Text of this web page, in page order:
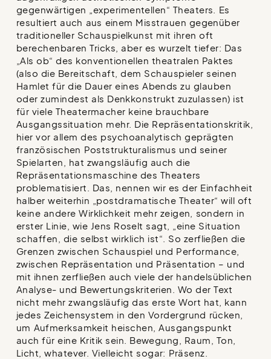
gegenwärtigen „experimentellen“ Theaters. Es
resultiert auch aus einem Misstrauen gegenüber
traditioneller Schauspielkunst mit ihren oft
berechenbaren Tricks, aber es wurzelt tiefer: Das
„Als ob“ des konventionellen theatralen Paktes
(also die Bereitschaft, dem Schauspieler seinen
Hamlet für die Dauer eines Abends zu glauben
oder zumindest als Denkkonstrukt zuzulassen) ist
für viele Theatermacher keine brauchbare
Ausgangssituation mehr. Die Repräsentationskritik,
hier vor allem des psychoanalytisch geprägten
französischen Poststrukturalismus und seiner
Spielarten, hat zwangsläufig auch die
Repräsentationsmaschine des Theaters
problematisiert. Das, nennen wir es der Einfachheit
halber weiterhin „postdramatische Theater“ will oft
keine andere Wirklichkeit mehr zeigen, sondern in
erster Linie, wie Jens Roselt sagt, „eine Situation
schaffen, die selbst wirklich ist“. So zerfließen die
Grenzen zwischen Schauspiel und Performance,
zwischen Repräsentation und Präsentation – und
mit ihnen zerfließen auch viele der handelsüblichen
Analyse- und Bewertungskriterien. Wo der Text
nicht mehr zwangsläufig das erste Wort hat, kann
jedes Zeichensystem in den Vordergrund rücken,
um Aufmerksamkeit heischen, Ausgangspunkt
auch für eine Kritik sein. Bewegung, Raum, Ton,
Licht, whatever. Vielleicht sogar: Präsenz.